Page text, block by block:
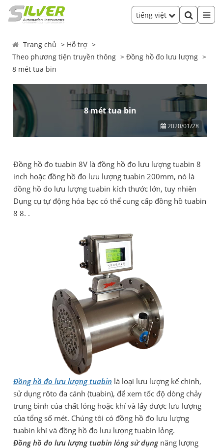
tiếng việt
Trang chủ
Hỗ trợ
Theo phương tiện truyền thông
Đồng hồ đo lưu lượng
8 mét tua bin
8 mét tua bin
2020/01/28
Đồng hồ đo tuabin 8V là đồng hồ đo lưu lượng tuabin 8
inch hoặc đồng hồ đo lưu lượng tuabin 200mm, nó là
đồng hồ đo lưu lượng tuabin kích thước lớn, tuy nhiên
Dụng cụ tự động hóa bạc có thể cung cấp đồng hồ tuabin
8 8. .
Đồng hồ đo lưu lượng tuabin là loại lưu lượng kế chính,
sử dụng rôto đa cánh (tuabin), để xem tốc độ dòng chảy
trung bình của chất lỏng hoặc khí và lấy được lưu lượng
của tổng số mét. Chúng tôi có đồng hồ đo lưu lượng
tuabin khí và đồng hồ đo lưu lượng tuabin lỏng.
Đồng hồ đo lưu lượng tuabin lỏng sử dụng năng lượng